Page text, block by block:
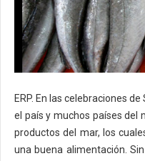
ERP. En las celebraciones
el país y muchos países del
productos del mar, los
una buena alimentación.